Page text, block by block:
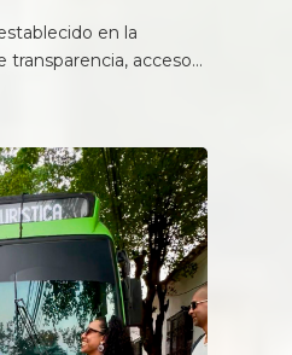
en la
acceso…